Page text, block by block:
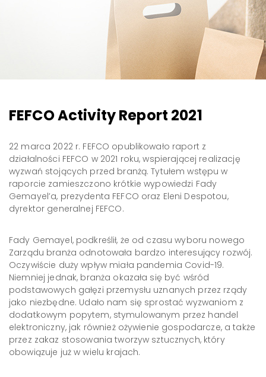
FEFCO Activity Report 2021
22 marca 2022 r. FEFCO opublikowało raport z
działalności FEFCO w 2021 roku, wspierającej realizację
wyzwań stojących przed branżą. Tytułem wstępu w
raporcie zamieszczono krótkie wypowiedzi Fady
Gemayel’a, prezydenta FEFCO oraz Eleni Despotou,
dyrektor generalnej FEFCO.
Fady Gemayel, podkreślił, że od czasu wyboru nowego
Zarządu branża odnotowała bardzo interesujący rozwój.
Oczywiście duży wpływ miała pandemia Covid-19.
Niemniej jednak, branża okazała się być wśród
podstawowych gałęzi przemysłu uznanych przez rządy
jako niezbędne. Udało nam się sprostać wyzwaniom z
dodatkowym popytem, stymulowanym przez handel
elektroniczny, jak również ożywienie gospodarcze, a także
przez zakaz stosowania tworzyw sztucznych, który
obowiązuje już w wielu krajach.